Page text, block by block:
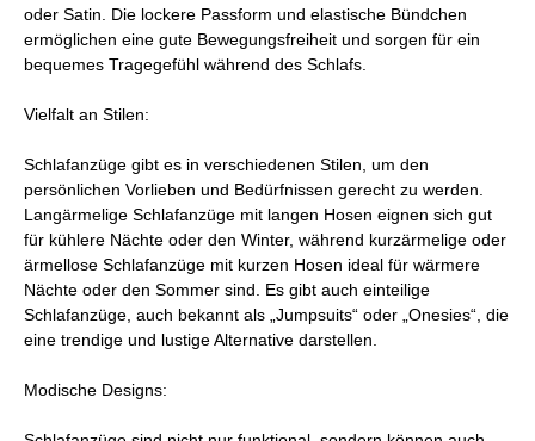
oder Satin. Die lockere Passform und elastische Bündchen
ermöglichen eine gute Bewegungsfreiheit und sorgen für ein
bequemes Tragegefühl während des Schlafs.
Vielfalt an Stilen:
Schlafanzüge gibt es in verschiedenen Stilen, um den
persönlichen Vorlieben und Bedürfnissen gerecht zu werden.
Langärmelige Schlafanzüge mit langen Hosen eignen sich gut
für kühlere Nächte oder den Winter, während kurzärmelige oder
ärmellose Schlafanzüge mit kurzen Hosen ideal für wärmere
Nächte oder den Sommer sind. Es gibt auch einteilige
Schlafanzüge, auch bekannt als „Jumpsuits“ oder „Onesies“, die
eine trendige und lustige Alternative darstellen.
Modische Designs: